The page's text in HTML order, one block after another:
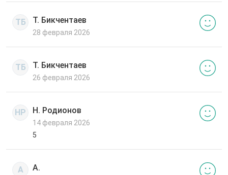
ТБ Т. Бикчентаев
28 февраля 2026
ТБ Т. Бикчентаев
26 февраля 2026
НР Н. Родионов
14 февраля 2026
5
А А.